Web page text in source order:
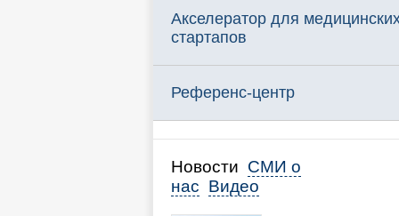
Акселератор для
стартапов
Референс-центр
Новости СМИ о
нас Видео